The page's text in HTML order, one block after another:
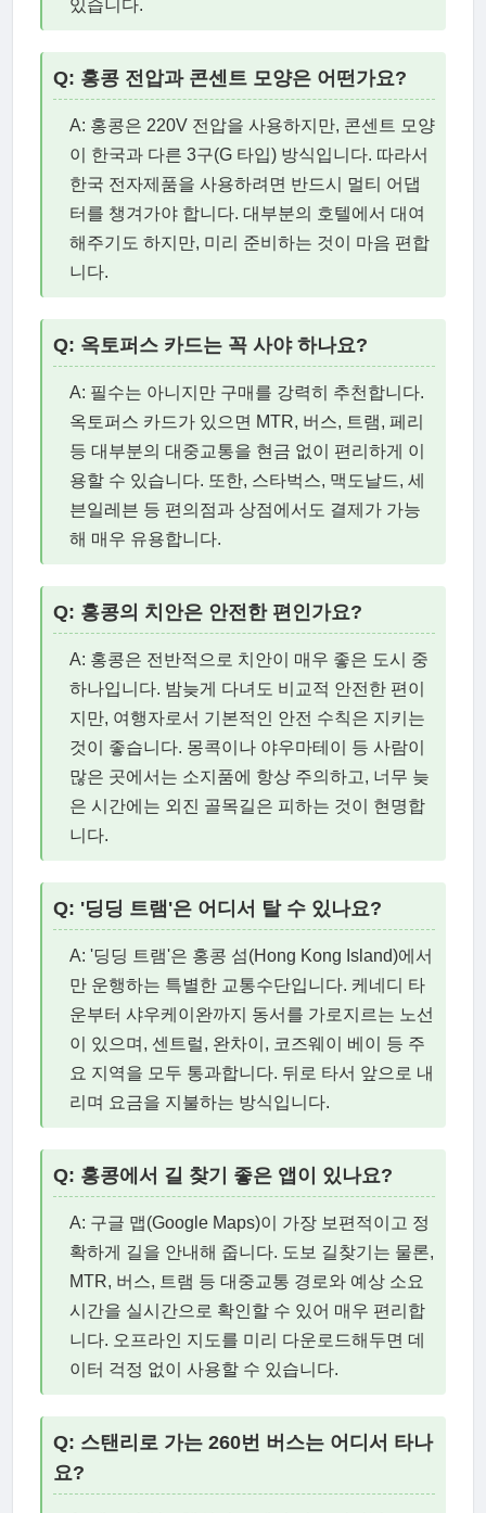
있습니다.
Q: 홍콩 전압과 콘센트 모양은 어떤가요?
A: 홍콩은 220V 전압을 사용하지만, 콘센트 모양
이 한국과 다른 3구(G 타입) 방식입니다. 따라서
한국 전자제품을 사용하려면 반드시 멀티 어댑
터를 챙겨가야 합니다. 대부분의 호텔에서 대여
해주기도 하지만, 미리 준비하는 것이 마음 편합
니다.
Q: 옥토퍼스 카드는 꼭 사야 하나요?
A: 필수는 아니지만 구매를 강력히 추천합니다.
옥토퍼스 카드가 있으면 MTR, 버스, 트램, 페리
등 대부분의 대중교통을 현금 없이 편리하게 이
용할 수 있습니다. 또한, 스타벅스, 맥도날드, 세
븐일레븐 등 편의점과 상점에서도 결제가 가능
해 매우 유용합니다.
Q: 홍콩의 치안은 안전한 편인가요?
A: 홍콩은 전반적으로 치안이 매우 좋은 도시 중
하나입니다. 밤늦게 다녀도 비교적 안전한 편이
지만, 여행자로서 기본적인 안전 수칙은 지키는
것이 좋습니다. 몽콕이나 야우마테이 등 사람이
많은 곳에서는 소지품에 항상 주의하고, 너무 늦
은 시간에는 외진 골목길은 피하는 것이 현명합
니다.
Q: '딩딩 트램'은 어디서 탈 수 있나요?
A: '딩딩 트램'은 홍콩 섬(Hong Kong Island)에서
만 운행하는 특별한 교통수단입니다. 케네디 타
운부터 샤우케이완까지 동서를 가로지르는 노선
이 있으며, 센트럴, 완차이, 코즈웨이 베이 등 주
요 지역을 모두 통과합니다. 뒤로 타서 앞으로 내
리며 요금을 지불하는 방식입니다.
Q: 홍콩에서 길 찾기 좋은 앱이 있나요?
A: 구글 맵(Google Maps)이 가장 보편적이고 정
확하게 길을 안내해 줍니다. 도보 길찾기는 물론,
MTR, 버스, 트램 등 대중교통 경로와 예상 소요
시간을 실시간으로 확인할 수 있어 매우 편리합
니다. 오프라인 지도를 미리 다운로드해두면 데
이터 걱정 없이 사용할 수 있습니다.
Q: 스탠리로 가는 260번 버스는 어디서 타나
요?